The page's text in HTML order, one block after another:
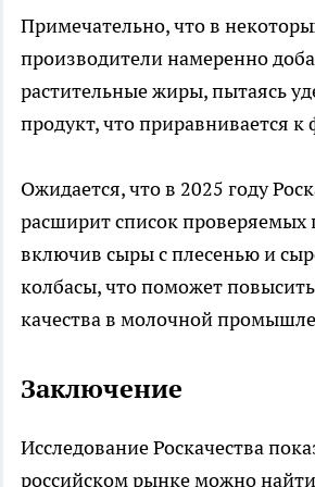
Примечательно, что в
производители намеренно
растительные жиры, пытаясь
продукт, что приравнивается
Ожидается, что в 2025 году
расширит список проверяемых
включив сыры с плесенью и
колбасы, что поможет
качества в молочной
Заключение
Исследование Роскачества
российском рынке можно